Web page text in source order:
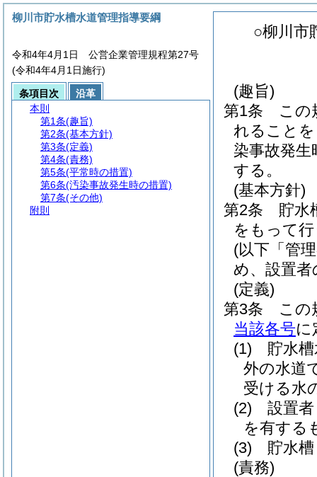
○柳川市
(趣旨)
第1条
この
れること
染事故発
する。
(基本方針)
第2条
貯水
をもって
(以下「管
め、設置
(定義)
第3条
この
当該各号に
(1)
貯水
外の水道
受ける水
(2)
設置
を有する
(3)
貯水
(責務)
柳川市貯水槽水道管理指導要綱
令和4年4月1日 公営企業管理規程第27号
(令和4年4月1日施行)
条項目次
沿革
本則
第1条(趣旨)
第2条(基本方針)
第3条(定義)
第4条(責務)
第5条(平常時の措置)
第6条(汚染事故発生時の措置)
第7条(その他)
附則